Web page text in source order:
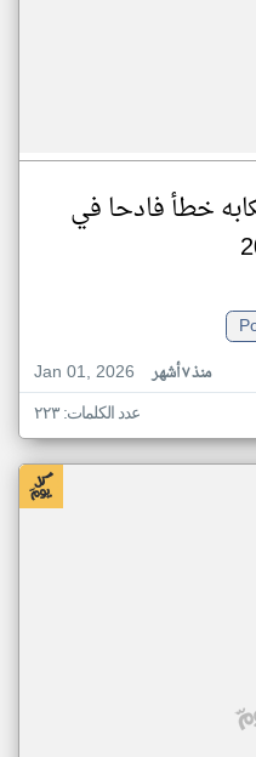
خطأ فادحا في
Jan 01, 2026
منذ ٧ أشهر
عدد الكلمات: ٢٢٣